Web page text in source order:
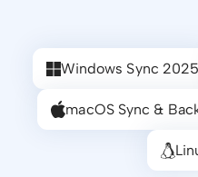
Windows Sync 2025
macOS Sync &